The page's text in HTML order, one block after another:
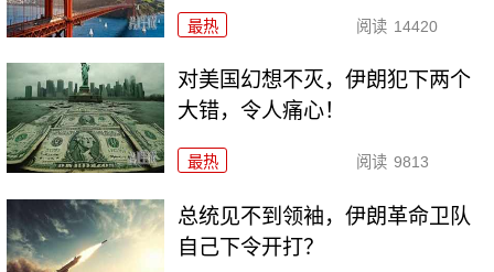
最热 阅读 14420
对美国幻想不灭，伊朗犯下两个
大错，令人痛心！
最热 阅读 9813
总统见不到领袖，伊朗革命卫队
自己下令开打？